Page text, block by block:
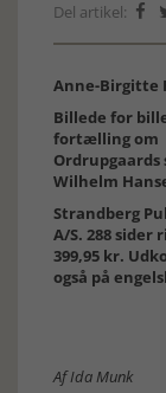
Del artikel: 
Anne-Birgitte
Billede for
fortælling om
Wilhelm
Strandberg
A/S. 288 sider
399,95 kr.
også på
Af Ida Munk